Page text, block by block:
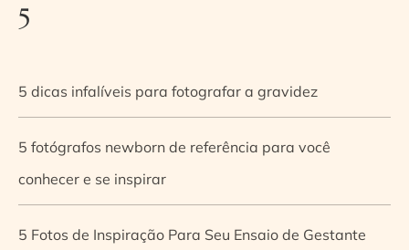
5
5 dicas infalíveis para fotografar a gravidez
5 fotógrafos newborn de referência para você
conhecer e se inspirar
5 Fotos de Inspiração Para Seu Ensaio de Gestante